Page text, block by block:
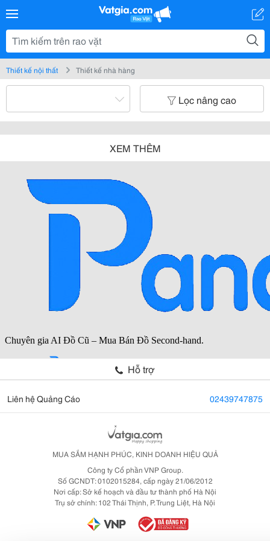
Thiết kế nội thất Thiết kế nhà hàng
Lọc nâng cao
XEM THÊM
Hỗ trợ
Liên hệ Quảng Cáo 02439747875
MUA SẮM HẠNH PHÚC, KINH DOANH HIỆU QUẢ
Công ty Cổ phần VNP Group.
Số GCNDT: 0102015284, cấp ngày 21/06/2012
Nơi cấp: Sở kế hoạch và đầu tư thành phố Hà Nội
Trụ sở chính: 102 Thái Thịnh, P. Trung Liệt, Hà Nội